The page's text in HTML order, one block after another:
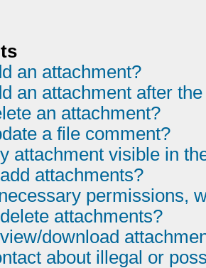
an attachment?
an attachment after
an attachment?
a file comment?
attachment visible in
attachments?
permissions,
attachments?
download
about illegal or